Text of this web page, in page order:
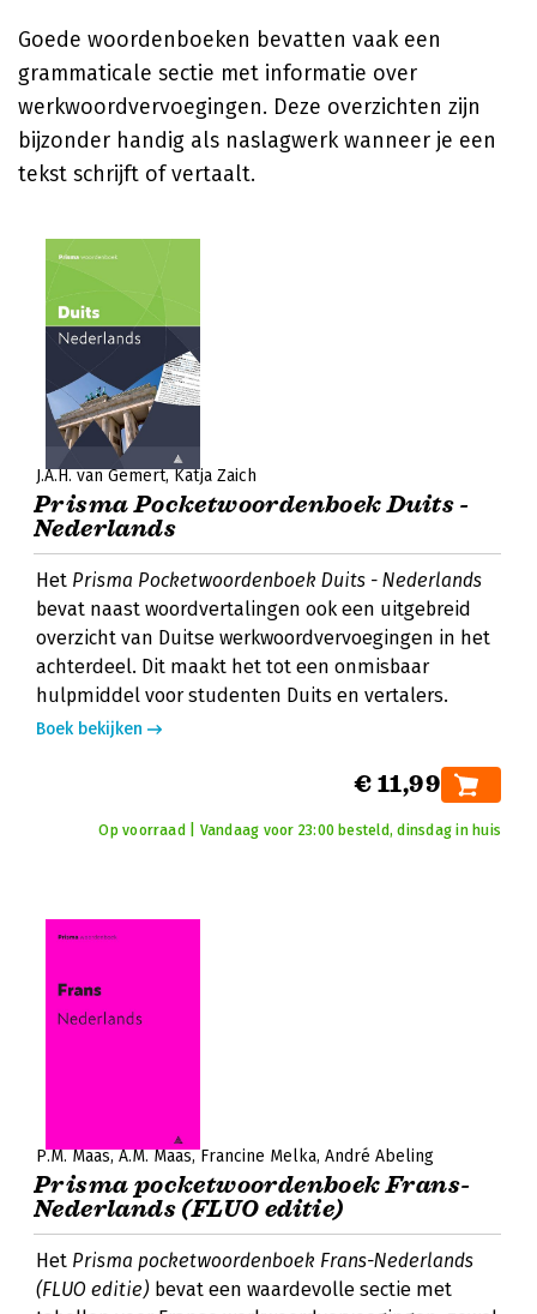
Goede woordenboeken bevatten vaak een
grammaticale sectie met informatie over
werkwoordvervoegingen. Deze overzichten zijn
bijzonder handig als naslagwerk wanneer je een
tekst schrijft of vertaalt.
J.A.H. van Gemert Katja Zaich
Prisma Pocketwoordenboek Duits -
Nederlands
Het Prisma Pocketwoordenboek Duits - Nederlands
bevat naast woordvertalingen ook een uitgebreid
overzicht van Duitse werkwoordvervoegingen in het
achterdeel. Dit maakt het tot een onmisbaar
hulpmiddel voor studenten Duits en vertalers.
Boek bekijken
€ 11,99
Op voorraad | Vandaag voor 23:00 besteld, dinsdag in huis
P.M. Maas A.M. Maas Francine Melka André Abeling
Prisma pocketwoordenboek Frans-
Nederlands (FLUO editie)
Het Prisma pocketwoordenboek Frans-Nederlands
(FLUO editie) bevat een waardevolle sectie met